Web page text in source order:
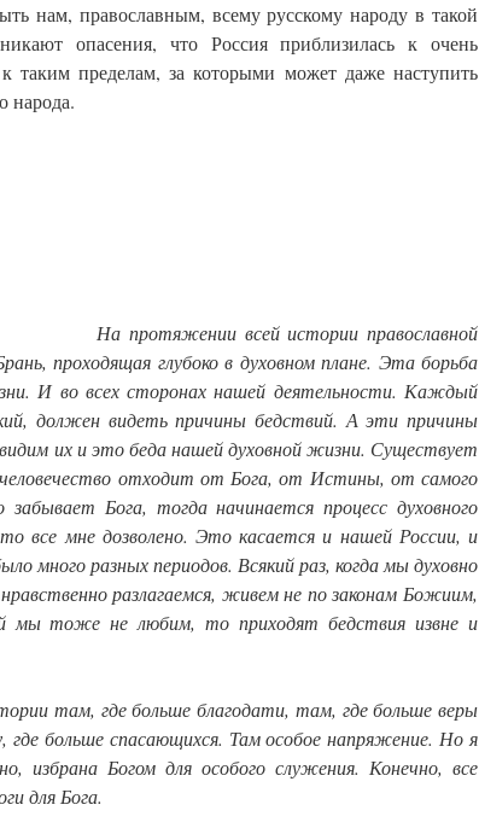
нам, православным, всему русскому народу в такой
опасения, что Россия приблизилась к очень
таким пределам, за которыми может даже наступить
народа.
На протяжении всей истории православной
проходящая глубоко в духовном плане. Эта борьба
И во всех сторонах нашей деятельности. Каждый
должен видеть причины бедствий. А эти причины
их и это беда нашей духовной жизни. Существует
человечество отходит от Бога, от Истины, от самого
забывает Бога, тогда начинается процесс духовного
все мне дозволено. Это касается и нашей России, и
много разных периодов. Всякий раз, когда мы духовно
разлагаемся, живем не по законам Божиим,
мы тоже не любим, то приходят бедствия извне и
там, где больше благодати, там, где больше веры
где больше спасающихся. Там особое напряжение. Но я
избрана Богом для особого служения. Конечно, все
для Бога.